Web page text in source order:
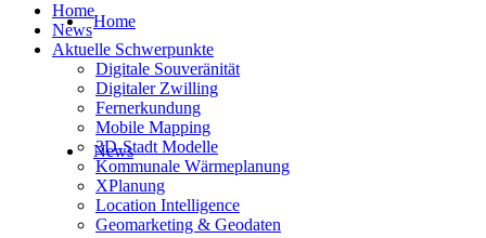
Home
News
Home
News
Aktuelle Schwerpunkte
Digitale Souveränität
Digitaler Zwilling
Fernerkundung
Mobile Mapping
3D-Stadt Modelle
Kommunale Wärmeplanung
XPlanung
Location Intelligence
Geomarketing & Geodaten